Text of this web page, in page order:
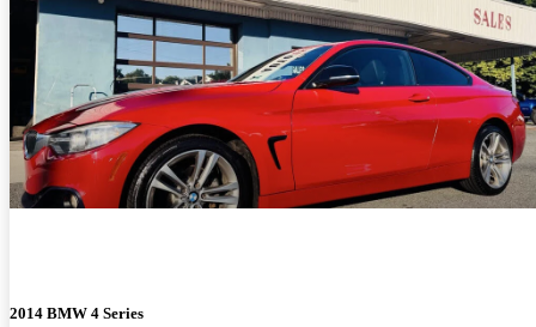
2014 BMW 4 Series